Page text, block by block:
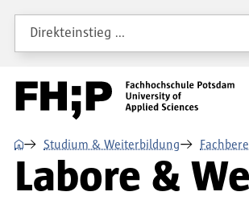
Direkt zum Inhalt
Direkt zur Hauptnavigation
Direkt zum Fußbereich
Direkteinstieg …
⌂ Studium & Weiterbildung
Labore &